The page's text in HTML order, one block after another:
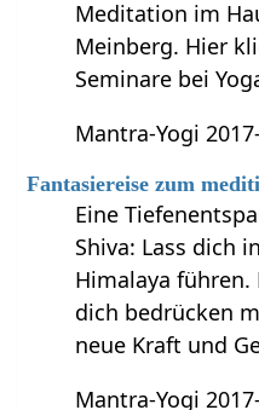
Meditation im
Meinberg. Hier
Seminare bei
Mantra-Yogi
Fantasiereise zum
Eine
Shiva: Lass dich
Himalaya führen.
dich bedrücken
neue Kraft und
Mantra-Yogi